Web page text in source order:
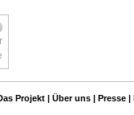
Projekt Über uns Presse